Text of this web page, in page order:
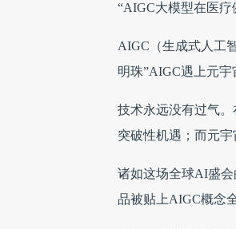
“AIGC大模型在医
AIGC（生成式人工
明珠”AIGC遇上元宇
技术永远没有过气
突破性机遇；而元
诸如这场全球AI盛
品被贴上AIGC概念